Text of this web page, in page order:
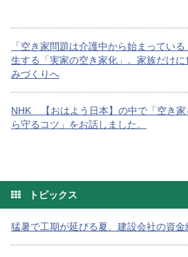
「空き家問題は介護中から始まってい
生する「実家の空き家化」。家族だけ
みづくりへ
NHK 【おはよう日本】の中で「空き家
ら守るコツ」をお話しました。
トピックス
猛暑で工期が延びる夏、建設会社の資